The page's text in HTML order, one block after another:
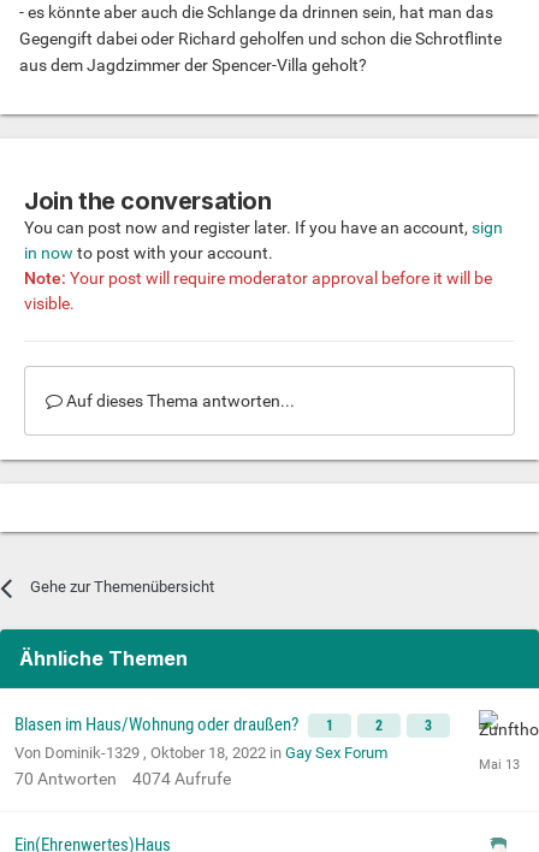
- es könnte aber auch die Schlange da drinnen sein, hat man das
Gegengift dabei oder Richard geholfen und schon die Schrotflinte
aus dem Jagdzimmer der Spencer-Villa geholt?
Join the conversation
You can post now and register later. If you have an account, sign
in now to post with your account.
Note: Your post will require moderator approval before it will be
visible.
Auf dieses Thema antworten...
Gehe zur Themenübersicht
Ähnliche Themen
Blasen im Haus/Wohnung oder draußen? 1 2 3
Von Dominik-1329 , Oktober 18, 2022 in Gay Sex Forum
70 Antworten 4074Aufrufe
Ein(Ehrenwertes)Haus